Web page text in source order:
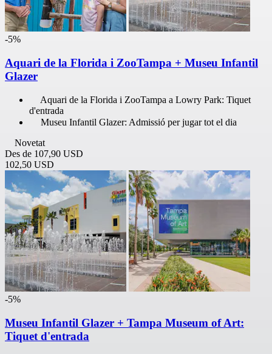
-5%
Aquari de la Florida i ZooTampa + Museu Infantil
Glazer
Aquari de la Florida i ZooTampa a Lowry Park: Tiquet
d'entrada
Museu Infantil Glazer: Admissió per jugar tot el dia
Novetat
Des de 107,90 USD
102,50 USD
-5%
Museu Infantil Glazer + Tampa Museum of Art:
Tiquet d'entrada